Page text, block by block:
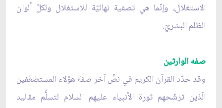
الاستغلال، وإنّما هي تصفية نهائيّة للاستغلال ولكلّ ألوان
الظلم البشريّ.
صفه الوارثين
وقد حدّد القرآن الكريم في نصٍّ آخر صفة هؤلاء المستضعَفين
الّذين ترشّحهم ثورة الأنبياء عليهم السلام لتسلُّم مقاليد